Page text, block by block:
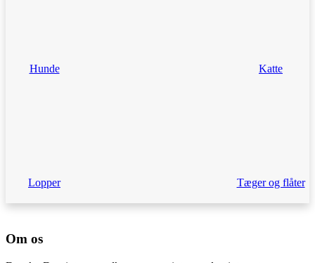
Hunde Katte
Lopper Tæger og flåter
Om os